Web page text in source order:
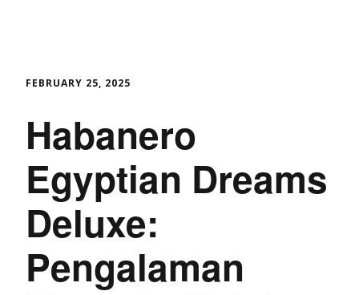
FEBRUARY 25, 2025
Habanero
Egyptian Dreams
Deluxe:
Pengalaman